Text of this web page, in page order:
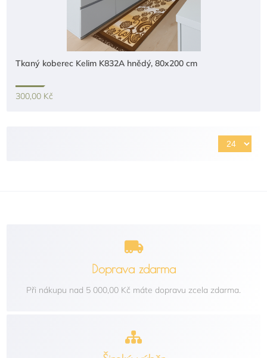
Tkaný koberec Kelim K832A hnědý, 80x200 cm
300,00 Kč
Doprava zdarma
Při nákupu nad 5 000,00 Kč máte dopravu zcela zdarma.